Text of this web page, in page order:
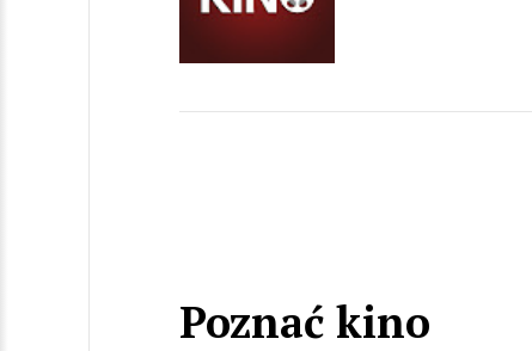
Poznać kino